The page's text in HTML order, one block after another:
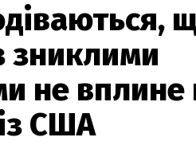
зниклими
не вплине
США